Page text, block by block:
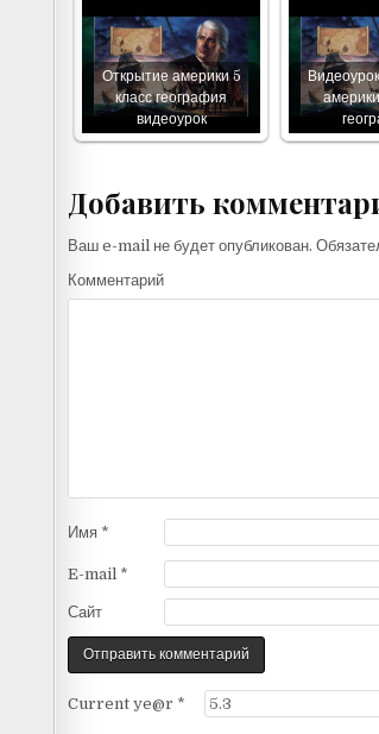
Открытие америки 5
класс география
видеоурок
Добавить
Ваш e-mail не будет опубликован.
Комментарий
Имя *
E-mail *
Сайт
Current ye@r *